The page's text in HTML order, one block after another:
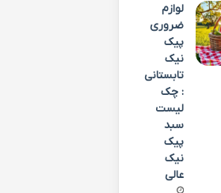
لوازم
ضروری
پیک
نیک
تابستانی
: چک
لیست
سبد
پیک
نیک
عالی